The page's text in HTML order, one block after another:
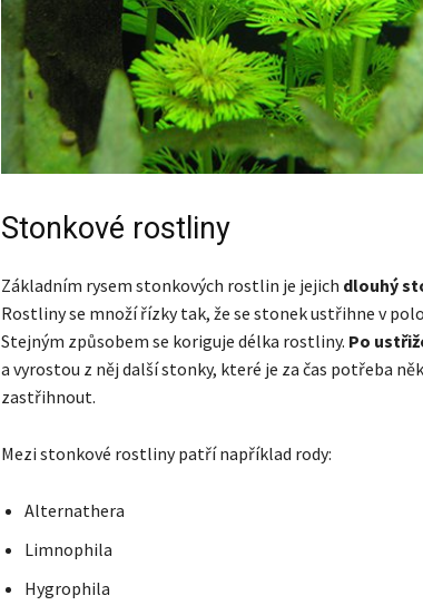
Stonkové rostliny
Základním rysem stonkových rostlin je jejich dlouhý
Rostliny se množí řízky tak, že se stonek ustřihne v
Stejným způsobem se koriguje délka rostliny. Po
a vyrostou z něj další stonky, které je za čas potřeba
zastřihnout.
Mezi stonkové rostliny patří například rody:
Alternathera
Limnophila
Hygrophila